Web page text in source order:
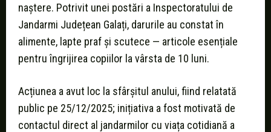
naștere. Potrivit unei postări a Inspectoratului de
Jandarmi Județean Galați, darurile au constat în
alimente, lapte praf și scutece — articole esențiale
pentru îngrijirea copiilor la vârsta de 10 luni.
Acțiunea a avut loc la sfârșitul anului, fiind relatată
public pe 25/12/2025; inițiativa a fost motivată de
contactul direct al jandarmilor cu viața cotidiană a